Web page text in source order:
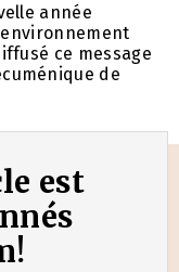
année
ce message
de
est